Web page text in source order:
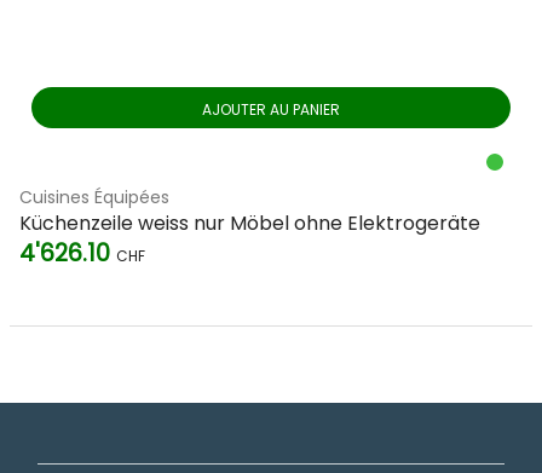
AJOUTER AU PANIER
Cuisines Équipées
Küchenzeile weiss nur Möbel ohne Elektrogeräte
4'626.10 CHF